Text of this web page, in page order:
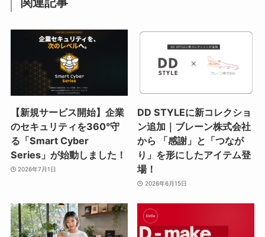
【新規サービス開始】企業
のセキュリティを360°守
る「Smart Cyber
Series」が始動しました！
2026年7月1日
DD STYLEに新コレクショ
ン追加｜ブレーン株式会社
から 「感謝」と「つなが
り」を形にしたアイテム登
場！
2026年6月15日